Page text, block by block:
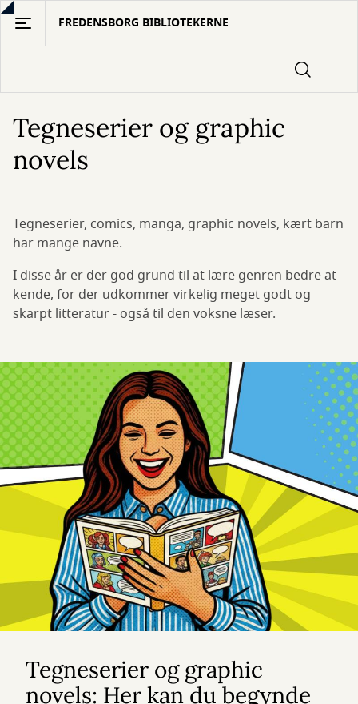
Gå
hovedindhold
FREDENSBORG BIBLIOTEKERNE
Tegneserier og graphic
novels
Tegneserier, comics, manga, graphic novels, kært barn
har mange navne.
I disse år er der god grund til at lære genren bedre at
kende, for der udkommer virkelig meget godt og
skarpt litteratur - også til den voksne læser.
Tegneserier og graphic
novels: Her kan du begynde